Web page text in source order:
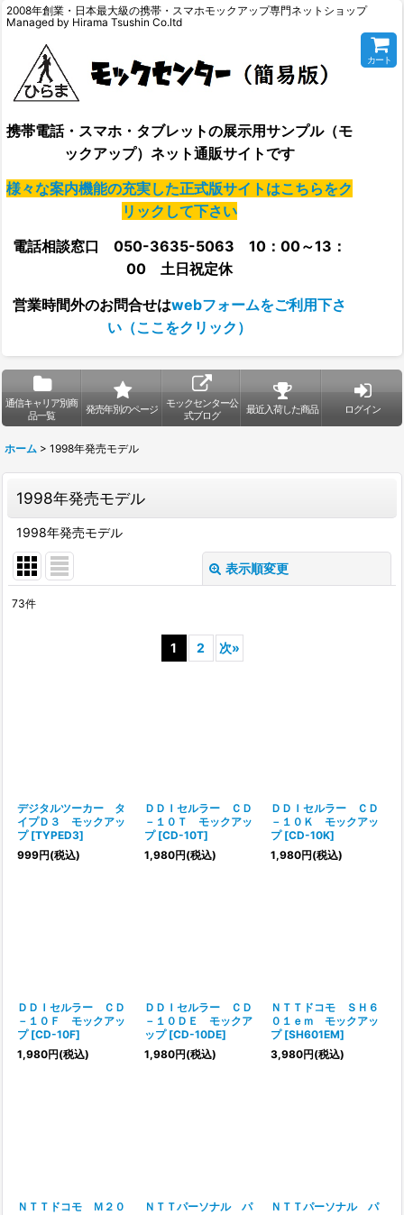
2008年創業・日本最大級の携帯・スマホモックアップ専門ネットショップ
Managed by Hirama Tsushin Co.ltd
携帯電話・スマホ・タブレットの展示用サンプル（モ
ックアップ）ネット通販サイトです
様々な案内機能の充実した正式版サイトはこちらをク
リックして下さい
電話相談窓口 050-3635-5063 10：00～13：
00 土日祝定休
営業時間外のお問合せはwebフォームをご利用下さ
い（ここをクリック）
カート
通信キャリア別商
品一覧
発売年別のページ
モックセンター公
式ブログ
最近入荷した商品 ログイン
ホーム > 1998年発売モデル
1998年発売モデル
1998年発売モデル
表示順変更
73件
1 2 次»
デジタルツーカー タ
イプＤ３ モックアッ
プ [TYPED3]
999円(税込)
ＤＤＩセルラー ＣＤ
－１０Ｔ モックアッ
プ [CD-10T]
1,980円(税込)
ＤＤＩセルラー ＣＤ
－１０Ｋ モックアッ
プ [CD-10K]
1,980円(税込)
ＤＤＩセルラー ＣＤ
－１０Ｆ モックアッ
プ [CD-10F]
1,980円(税込)
ＤＤＩセルラー ＣＤ
－１０ＤＥ モックア
ップ [CD-10DE]
1,980円(税込)
ＮＴＴドコモ ＳＨ６
０１ｅｍ モックアッ
プ [SH601EM]
3,980円(税込)
ＮＴＴドコモ Ｍ２０
ＮＴＴパーソナル パ
ＮＴＴパーソナル パ